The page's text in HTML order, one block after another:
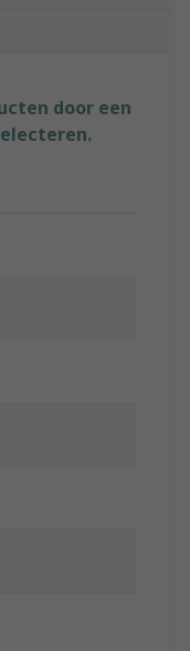
door een